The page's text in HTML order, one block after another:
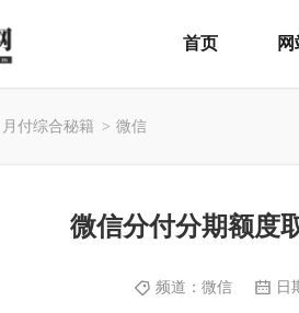
首页
月付综合秘籍 > 微信
微信分付分期额度
频道： 微信 日